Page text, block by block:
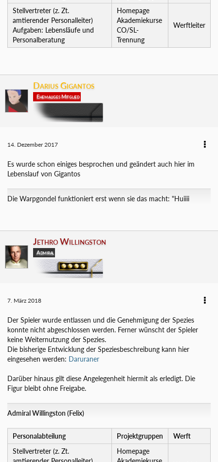
Stellvertreter (z. Zt.
amtierender Personalleiter)
Aufgaben: Lebensläufe und
Personalberatung
Homepage
Akademiekurse
CO/SL-
Trennung
Werftleiter
Darius Gigantos
Ehemaliges Mitglied
14. Dezember 2017
Es wurde schon einiges besprochen und geändert auch hier im
Lebenslauf von Gigantos
Die Warpgondel funktioniert erst wenn sie das macht: "Huiiii
Jethro Willingston
Admiral
7. März 2018
Der Spieler wurde entlassen und die Genehmigung der Spezies
konnte nicht abgeschlossen werden. Ferner wünscht der Spieler
keine Weiternutzung der Spezies.
Die bisherige Entwicklung der Speziesbeschreibung kann hier
eingesehen werden: Daruraner
Darüber hinaus gilt diese Angelegenheit hiermit als erledigt. Die
Figur bleibt ohne Freigabe.
Admiral Willingston (Felix)
Personalabteilung Projektgruppen
Werft
Stellvertreter (z. Zt.
Homepage